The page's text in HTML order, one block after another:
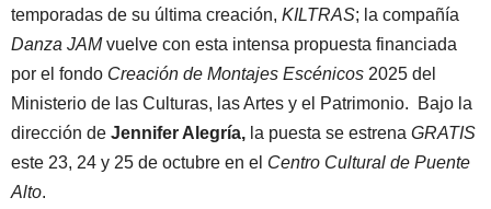
temporadas de su última creación, KILTRAS; la compañía
Danza JAMvuelve con esta intensa propuesta financiada
por el fondo Creación de Montajes Escénicos 2025 del
Ministerio de las Culturas, las Artes y el Patrimonio. Bajo la
dirección de Jennifer Alegría, la puesta se estrena GRATIS
este 23, 24 y 25 de octubre en el Centro Cultural de Puente
Alto.